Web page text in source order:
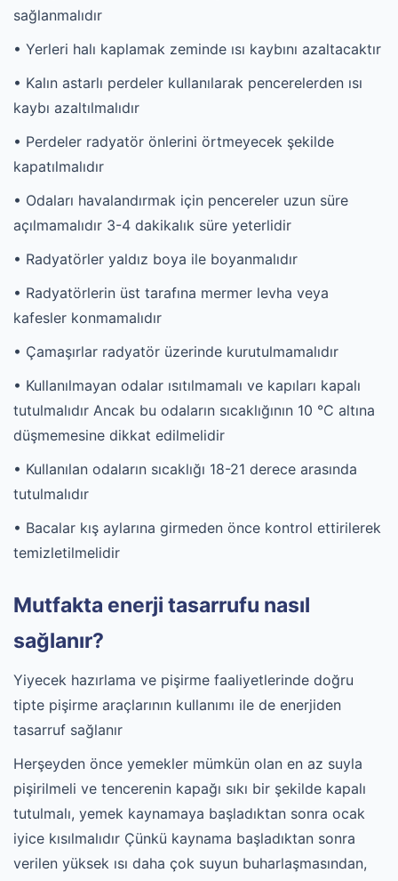
sağlanmalıdır
• Yerleri halı kaplamak zeminde ısı kaybını azaltacaktır
• Kalın astarlı perdeler kullanılarak pencerelerden ısı
kaybı azaltılmalıdır
• Perdeler radyatör önlerini örtmeyecek şekilde
kapatılmalıdır
• Odaları havalandırmak için pencereler uzun süre
açılmamalıdır 3-4 dakikalık süre yeterlidir
• Radyatörler yaldız boya ile boyanmalıdır
• Radyatörlerin üst tarafına mermer levha veya
kafesler konmamalıdır
• Çamaşırlar radyatör üzerinde kurutulmamalıdır
• Kullanılmayan odalar ısıtılmamalı ve kapıları kapalı
tutulmalıdır Ancak bu odaların sıcaklığının 10 °C altına
düşmemesine dikkat edilmelidir
• Kullanılan odaların sıcaklığı 18-21 derece arasında
tutulmalıdır
• Bacalar kış aylarına girmeden önce kontrol ettirilerek
temizletilmelidir
Mutfakta enerji tasarrufu nasıl
sağlanır?
Yiyecek hazırlama ve pişirme faaliyetlerinde doğru
tipte pişirme araçlarının kullanımı ile de enerjiden
tasarruf sağlanır
Herşeyden önce yemekler mümkün olan en az suyla
pişirilmeli ve tencerenin kapağı sıkı bir şekilde kapalı
tutulmalı, yemek kaynamaya başladıktan sonra ocak
iyice kısılmalıdır Çünkü kaynama başladıktan sonra
verilen yüksek ısı daha çok suyun buharlaşmasından,